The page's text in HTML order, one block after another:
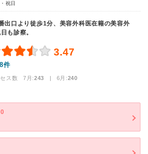
祝日
出口より徒歩1分、美容外科医在籍の美容外
も診察。
3.47
8件
セス数 7月:243 | 6月:240